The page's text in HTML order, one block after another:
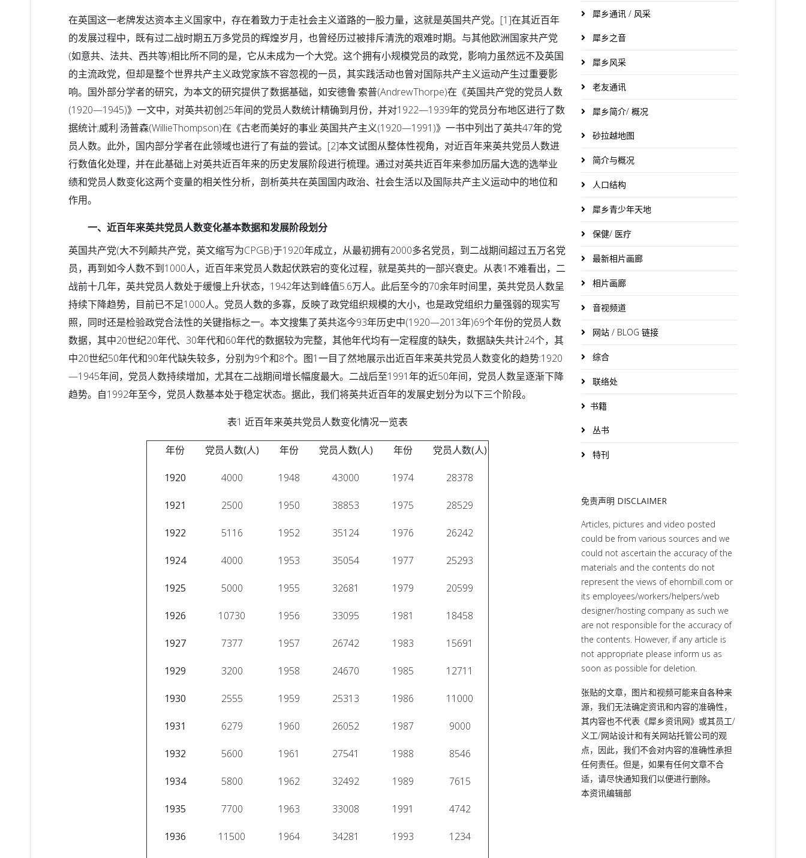
在英国这一老牌发达资本主义国家中，存在着致力于走社会主义道路的一股力量，这就是英国共产党。[1]在其近百年
的发展过程中，既有过二战时期五万多党员的辉煌岁月，也曾经历过被排斥清洗的艰难时期。与其他欧洲国家共产党
(如意共、法共、西共等)相比所不同的是，它从未成为一个大党。这个拥有小规模党员的政党，影响力虽然远不及英国
的主流政党，但却是整个世界共产主义政党家族不容忽视的一员，其实践活动也曾对国际共产主义运动产生过重要影
响。国外部分学者的研究，为本文的研究提供了数据基础，如安德鲁·索普(AndrewThorpe)在《英国共产党的党员人数
(1920—1945)》一文中，对英共初创25年间的党员人数统计精确到月份，并对1922—1939年的党员分布地区进行了数
据统计;威利·汤普森(WillieThompson)在《古老而美好的事业:英国共产主义(1920—1991)》一书中列出了英共47年的党
员人数。此外，国内部分学者在此领域也进行了有益的尝试。[2]本文试图从整体性视角，对近百年来英共党员人数进
行数值化处理，并在此基础上对英共近百年来的历史发展阶段进行梳理。通过对英共近百年来参加历届大选的选举业
绩和党员人数变化这两个变量的相关性分析，剖析英共在英国国内政治、社会生活以及国际共产主义运动中的地位和
作用。
一、近百年来英共党员人数变化基本数据和发展阶段划分
英国共产党(大不列颠共产党，英文缩写为CPGB)于1920年成立，从最初拥有2000多名党员，到二战期间超过五万名党
员，再到如今人数不到1000人，近百年来党员人数起伏跌宕的变化过程，就是英共的一部兴衰史。从表1不难看出，二
战前十几年，英共党员人数处于缓慢上升状态，1942年达到峰值5.6万人。此后至今的70余年时间里，英共党员人数呈
持续下降趋势，目前已不足1000人。党员人数的多寡，反映了政党组织规模的大小，也是政党组织力量强弱的现实写
照，同时还是检验政党合法性的关键指标之一。本文搜集了英共迄今93年历史中(1920—2013年)69个年份的党员人数
数据，其中20世纪20年代、30年代和60年代的数据较为完整，其他年代均有一定程度的缺失，数据缺失共计24个，其
中20世纪50年代和90年代缺失较多，分别为9个和8个。图1一目了然地展示出近百年来英共党员人数变化的趋势:1920
—1945年间，党员人数持续增加，尤其在二战期间增长幅度最大。二战后至1991年的近50年间，党员人数呈逐渐下降
趋势。自1992年至今，党员人数基本处于稳定状态。据此，我们将英共近百年的发展史划分为以下三个阶段。
表1 近百年来英共党员人数变化情况一览表
年份 党员人数(人) 年份 党员人数(人) 年份 党员人数(人)
1920 4000 1948 43000 1974 28378
1921 2500 1950 38853 1975 28529
1922 5116 1952 35124 1976 26242
1924 4000 1953 35054 1977 25293
1925 5000 1955 32681 1979 20599
1926 10730 1956 33095 1981 18458
1927 7377 1957 26742 1983 15691
1929 3200 1958 24670 1985 12711
1930 2555 1959 25313 1986 11000
1931 6279 1960 26052 1987 9000
1932 5600 1961 27541 1988 8546
1934 5800 1962 32492 1989 7615
1935 7700 1963 33008 1991 4742
1936 11500 1964 34281 1993 1234
犀乡通讯 / 风采
犀乡之音
犀乡风采
老友通讯
犀乡简介/ 概况
砂拉越地图
简介与概况
人口结构
犀乡青少年天地
保健/ 医疗
最新相片画廊
相片画廊
音视频道
网站 / BLOG 链接
综合
联络处
书籍
丛书
特刊
免责声明 DISCLAIMER
Articles, pictures and video posted
could be from various sources and we
could not ascertain the accuracy of the
materials and the contents do not
represent the views of ehornbill.com or
its employees/workers/helpers/web
designer/hosting company as such we
are not responsible for the accuracy of
the contents. However, if any article is
not appropriate please inform us as
soon as possible for deletion.
张贴的文章，图片和视频可能来自各种来
源，我们无法确定资讯和内容的准确性，
其内容也不代表《犀乡资讯网》或其员工/
义工/网站设计和有关网站托管公司的观
点，因此，我们不会对内容的准确性承担
任何责任。但是，如果有任何文章不合
适，请尽快通知我们以便进行删除。
本资讯编辑部